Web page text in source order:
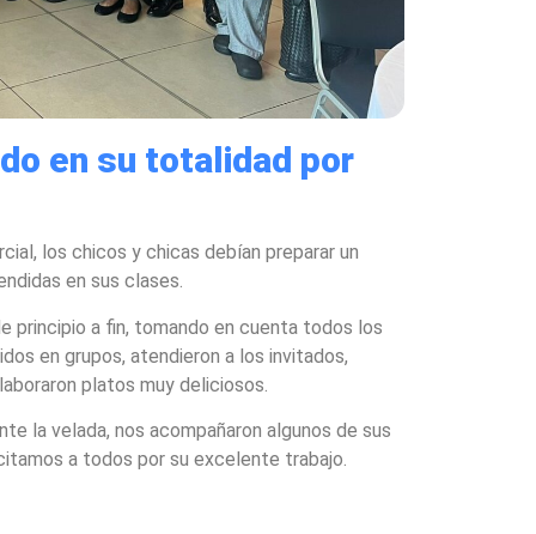
en su totalidad por
los chicos y chicas debían preparar un
en sus clases.
principio a fin, tomando en cuenta todos los
en grupos, atendieron a los invitados,
platos muy deliciosos.
la velada, nos acompañaron algunos de sus
a todos por su excelente trabajo.